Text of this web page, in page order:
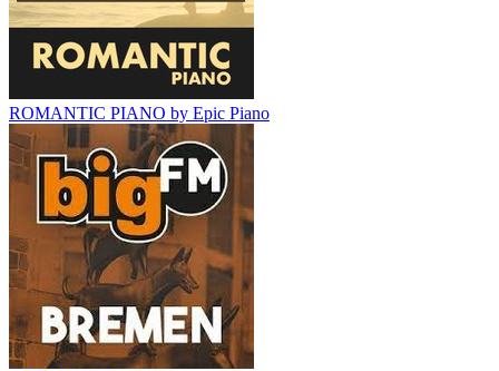
ROMANTIC PIANO by Epic Piano